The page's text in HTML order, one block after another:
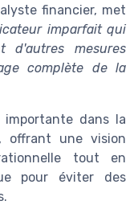
financier, met
imparfait qui
d'autres mesures
complète de la
importante dans la
offrant une vision
tout en
pour éviter des